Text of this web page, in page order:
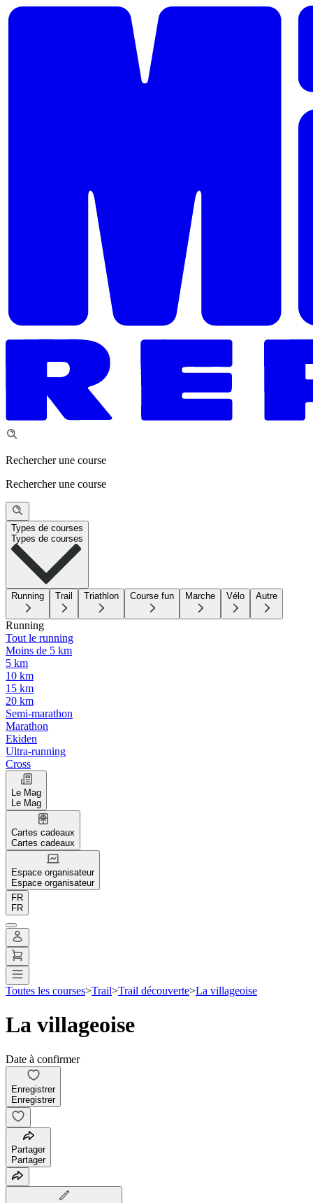
Rechercher une course
Rechercher une course
Types de courses
Types de courses
Running Trail Triathlon Course fun Marche Vélo Autre
Running
Tout le running
Moins de 5 km
5 km
10 km
15 km
20 km
Semi-marathon
Marathon
Ekiden
Ultra-running
Cross
Le Mag
Le Mag
Cartes cadeaux
Cartes cadeaux
Espace organisateur
Espace organisateur
FR
FR
Toutes les courses>Trail>Trail découverte>La villageoise
La villageoise
Date à confirmer
Enregistrer
Enregistrer
Partager
Partager